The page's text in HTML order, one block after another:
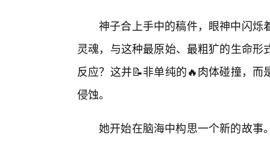
神子合上手中的稿件，眼神中闪烁
灵魂，与这种最原始、最粗犷的生命
反应？这并📝非单纯的🔥肉体碰撞，
侵蚀。
她开始在脑海中构思一个新的故事